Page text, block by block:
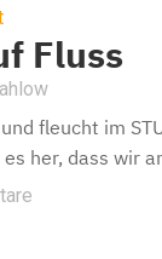
Fluss
fleucht im
her, dass wir